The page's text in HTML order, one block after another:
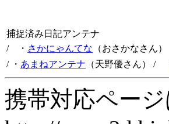
捕捉済み日記アンテナ
/ ・ さかにゃんてな （おさかなさん）
/ ・ あまねアンテナ （天野優さん） /
携帯対応ページ